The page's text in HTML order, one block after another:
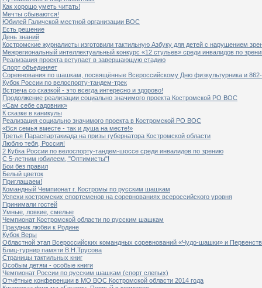
Как хорошо уметь читать!
Мечты сбываются!
Юбилей Галичской местной организации ВОС
Есть решение
День знаний
Костромские журналисты изготовили тактильную Азбуку для детей с нарушением
Межрегиональный интеллектуальный конкурс «12 стульев» среди инвалидов по
Реализация проекта вступает в завершающую стадию
Спорт объединяет
Соревнования по шашкам, посвящённые Всероссийскому Дню физкультурника и
Кубок России по велоспорту-тандем-трек
Встреча со сказкой - это всегда интересно и здорово!
Продолжение реализации социально значимого проекта Костромской РО ВОС
«Сам себе садовник»
К сказке в каникулы
Реализация социально значимого проекта в Костромской РО ВОС
«Вся семья вместе - так и душа на месте!»
Третья Параспартакиада на призы губернатора Костромской области
Люблю тебя, Россия!
2 Кубка России по велоспорту-тандем-шоссе среди инвалидов по зрению
С 5-летним юбилеем, "Оптимисты"!
Бои без правил
Белый цветок
Приглашаем!
Командный Чемпионат г. Костромы по русским шашкам
Успехи костромских спортсменов на соревнованиях всероссийского уровня
Принимали гостей
Умные, ловкие, смелые
Чемпионат Костромской области по русским шашкам
Праздник любви к Родине
Кубок Веры
Областной этап Всероссийских командных соревнований «Чудо-шашки» и
Блиц-турнир памяти В.Н.Трусова
Страницы тактильных книг
Особым детям - особые книги
Чемпионат России по русским шашкам (спорт слепых)
Отчётные конференции в МО ВОС Костромской области 2014 года